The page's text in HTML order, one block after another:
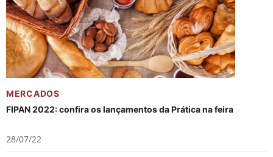
MERCADOS
FIPAN 2022: confira os lançamentos da Prática na feira
28/07/22